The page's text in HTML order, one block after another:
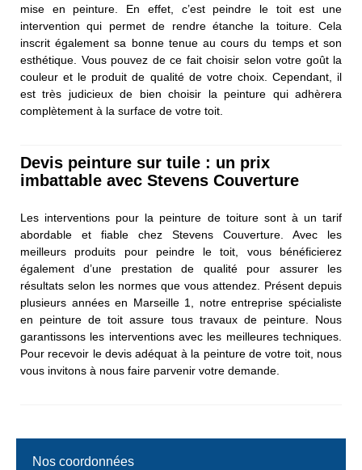
mise en peinture. En effet, c’est peindre le toit est une
intervention qui permet de rendre étanche la toiture. Cela
inscrit également sa bonne tenue au cours du temps et son
esthétique. Vous pouvez de ce fait choisir selon votre goût la
couleur et le produit de qualité de votre choix. Cependant, il
est très judicieux de bien choisir la peinture qui adhèrera
complètement à la surface de votre toit.
Devis peinture sur tuile : un prix
imbattable avec Stevens Couverture
Les interventions pour la peinture de toiture sont à un tarif
abordable et fiable chez Stevens Couverture. Avec les
meilleurs produits pour peindre le toit, vous bénéficierez
également d’une prestation de qualité pour assurer les
résultats selon les normes que vous attendez. Présent depuis
plusieurs années en Marseille 1, notre entreprise spécialiste
en peinture de toit assure tous travaux de peinture. Nous
garantissons les interventions avec les meilleures techniques.
Pour recevoir le devis adéquat à la peinture de votre toit, nous
vous invitons à nous faire parvenir votre demande.
Nos coordonnées